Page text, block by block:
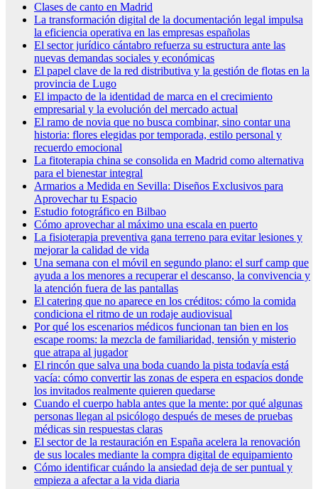
Clases de canto en Madrid
La transformación digital de la documentación legal impulsa
la eficiencia operativa en las empresas españolas
El sector jurídico cántabro refuerza su estructura ante las
nuevas demandas sociales y económicas
El papel clave de la red distributiva y la gestión de flotas en la
provincia de Lugo
El impacto de la identidad de marca en el crecimiento
empresarial y la evolución del mercado actual
El ramo de novia que no busca combinar, sino contar una
historia: flores elegidas por temporada, estilo personal y
recuerdo emocional
La fitoterapia china se consolida en Madrid como alternativa
para el bienestar integral
Armarios a Medida en Sevilla: Diseños Exclusivos para
Aprovechar tu Espacio
Estudio fotográfico en Bilbao
Cómo aprovechar al máximo una escala en puerto
La fisioterapia preventiva gana terreno para evitar lesiones y
mejorar la calidad de vida
Una semana con el móvil en segundo plano: el surf camp que
ayuda a los menores a recuperar el descanso, la convivencia y
la atención fuera de las pantallas
El catering que no aparece en los créditos: cómo la comida
condiciona el ritmo de un rodaje audiovisual
Por qué los escenarios médicos funcionan tan bien en los
escape rooms: la mezcla de familiaridad, tensión y misterio
que atrapa al jugador
El rincón que salva una boda cuando la pista todavía está
vacía: cómo convertir las zonas de espera en espacios donde
los invitados realmente quieren quedarse
Cuando el cuerpo habla antes que la mente: por qué algunas
personas llegan al psicólogo después de meses de pruebas
médicas sin respuestas claras
El sector de la restauración en España acelera la renovación
de sus locales mediante la compra digital de equipamiento
Cómo identificar cuándo la ansiedad deja de ser puntual y
empieza a afectar a la vida diaria